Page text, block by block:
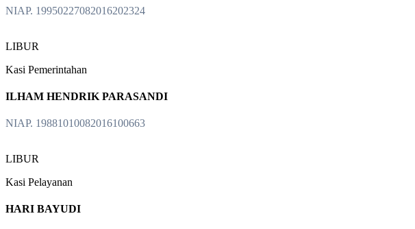
NIAP. 19950227082016202324
LIBUR
Kasi Pemerintahan
ILHAM HENDRIK PARASANDI
NIAP. 19881010082016100663
LIBUR
Kasi Pelayanan
HARI BAYUDI